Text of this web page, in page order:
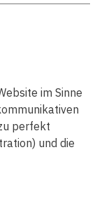
im Sinne
perfekt
und die